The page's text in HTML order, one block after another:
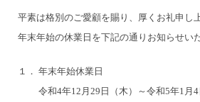
平素は格別のご愛顧を賜り、厚くお礼申し
年末年始の休業日を下記の通りお知らせい
１． 年末年始休業日
令和4年12月29日（木）～令和5年1月4